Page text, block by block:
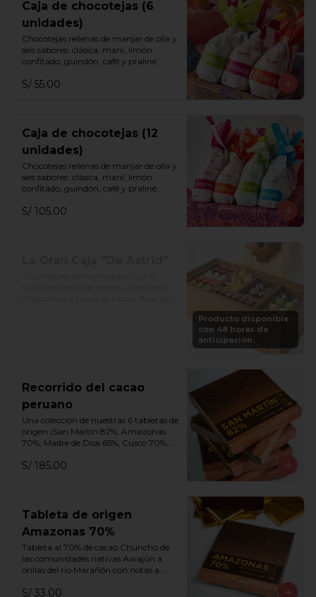
Caja de chocotejas (6
unidades)
Chocotejas rellenas de manjar de olla y
seis sabores: clásica, maní, limón
confitado, guindón, café y praliné.
S/ 55.00
Caja de chocotejas (12
unidades)
Chocotejas rellenas de manjar de olla y
seis sabores: clásica, maní, limón
confitado, guindón, café y praliné.
S/ 105.00
Producto disponible
con 48 horas de
anticipación.
Recorrido del cacao
peruano
Una colección de nuestras 6 tabletas de
origen (San Martín 82%, Amazonas
70%, Madre de Dios 65%, Cusco 70%,
S/ 185.00
Tableta de origen
Amazonas 70%
Tableta al 70% de cacao Chuncho de
las comunidades nativas Awajún a
orillas del río Marañón con notas a
blancas.
S/ 33.00